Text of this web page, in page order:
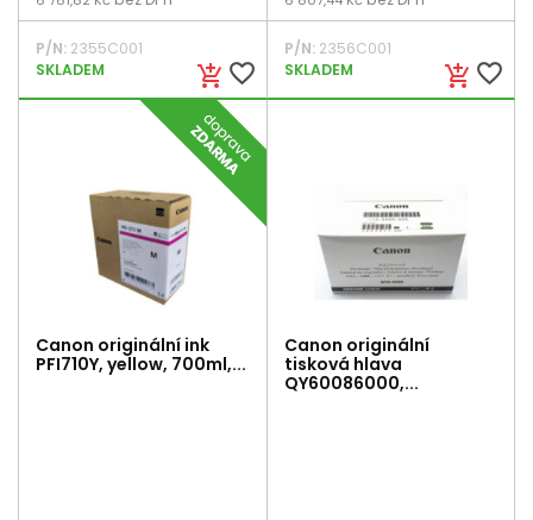
add_shopping_cart favorite_border
P/N: 2355C001
SKLADEM
add_shopping_cart favorite_border
P/N:2356C001
SKLADEM
Canon originální ink
PFI710Y, yellow, 700ml,...
Canon originální
tisková hlava
QY60086000,...